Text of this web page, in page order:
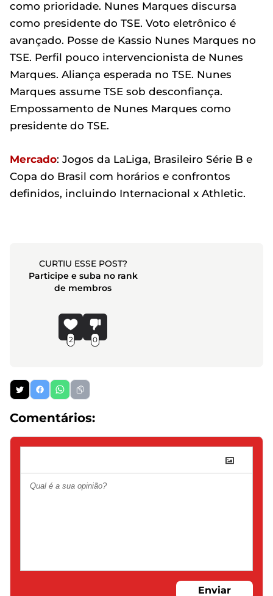
como prioridade. Nunes Marques discursa
como presidente do TSE. Voto eletrônico é
avançado. Posse de Kassio Nunes Marques no
TSE. Perfil pouco intervencionista de Nunes
Marques. Aliança esperada no TSE. Nunes
Marques assume TSE sob desconfiança.
Empossamento de Nunes Marques como
presidente do TSE.
Mercado: Jogos da LaLiga, Brasileiro Série B e
Copa do Brasil com horários e confrontos
definidos, incluindo Internacional x Athletic.
CURTIU ESSE POST?
Participe e suba no rank
de membros
2 0
Comentários:
Enviar